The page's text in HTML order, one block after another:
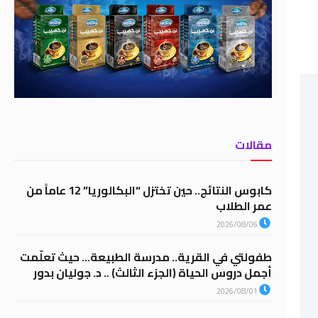
مقالات
كابوس النتائج.. حين تختزل “البكالوريا” 12 عاماً من
عمر الطلاب
2026/08/06
طفولتي في القرية.. مدرسة الطبيعة… حيث تعلّمت
أجمل دروس الحياة (الجزء الثالث) .. د. جوليان بدور
2026/08/01